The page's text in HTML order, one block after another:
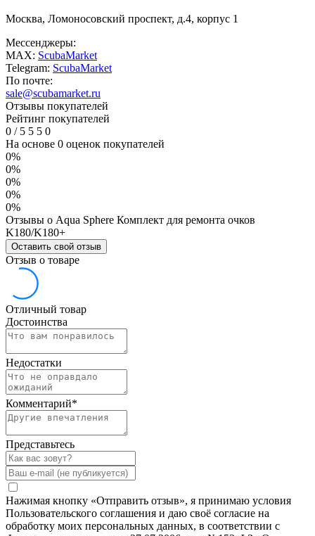
Москва, Ломоносовский проспект, д.4, корпус 1
Мессенджеры:
MAX: ScubaMarket
Telegram: ScubaMarket
По почте:
sale@scubamarket.ru
Отзывы покупателей
Рейтинг покупателей
0 /5 5 5 0
На основе 0 оценок покупателей
0%
0%
0%
0%
0%
Отзывы о Aqua Sphere Комплект для ремонта очков
K180/K180+
Оставить свой отзыв
Отзыв о товаре
Отличный товар
Достоинства
Недостатки
Комментарий*
Представьтесь
Нажимая кнопку «Отправить отзыв», я принимаю условия
Пользовательского соглашения и даю своё согласие на
обработку моих персональных данных, в соответствии с